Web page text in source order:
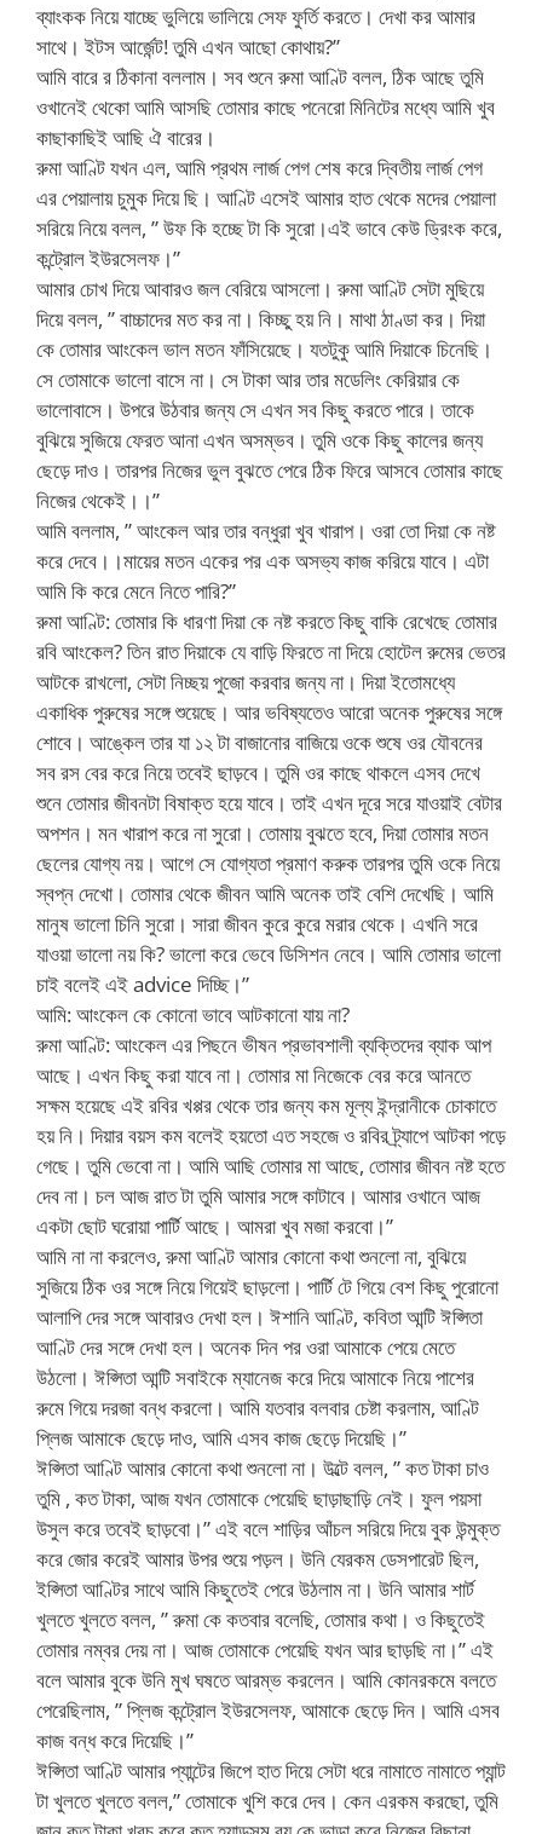
ব্যাংকক নিয়ে যাচ্ছে ভুলিয়ে ভালিয়ে সেফ ফুর্তি করতে। দেখা কর আমার
সাথে। ইটস আর্জেন্ট! তুমি এখন আছো কোথায়?”
আমি বারে র ঠিকানা বললাম। সব শুনে রুমা আণ্টি বলল, ঠিক আছে তুমি
ওখানেই থেকো আমি আসছি তোমার কাছে পনেরো মিনিটের মধ্যে আমি খুব
কাছাকাছিই আছি ঐ বারের।
রুমা আণ্টি যখন এল, আমি প্রথম লার্জ পেগ শেষ করে দ্বিতীয় লার্জ পেগ
এর পেয়ালায় চুমুক দিয়ে ছি। আণ্টি এসেই আমার হাত থেকে মদের পেয়ালা
সরিয়ে নিয়ে বলল, ” উফ কি হচ্ছে টা কি সুরো।এই ভাবে কেউ ড্রিংক করে,
কন্ট্রোল ইউরসেলফ।”
আমার চোখ দিয়ে আবারও জল বেরিয়ে আসলো। রুমা আণ্টি সেটা মুছিয়ে
দিয়ে বলল, ” বাচ্চাদের মত কর না। কিচ্ছু হয় নি। মাথা ঠাণ্ডা কর। দিয়া
কে তোমার আংকেল ভাল মতন ফাঁসিয়েছে। যতটুকু আমি দিয়াকে চিনেছি।
সে তোমাকে ভালো বাসে না। সে টাকা আর তার মডেলিং কেরিয়ার কে
ভালোবাসে। উপরে উঠবার জন্য সে এখন সব কিছু করতে পারে। তাকে
বুঝিয়ে সুজিয়ে ফেরত আনা এখন অসম্ভব। তুমি ওকে কিছু কালের জন্য
ছেড়ে দাও। তারপর নিজের ভুল বুঝতে পেরে ঠিক ফিরে আসবে তোমার কাছে
নিজের থেকেই।।”
আমি বললাম, ” আংকেল আর তার বন্ধুরা খুব খারাপ। ওরা তো দিয়া কে নষ্ট
করে দেবে।।মায়ের মতন একের পর এক অসভ্য কাজ করিয়ে যাবে। এটা
আমি কি করে মেনে নিতে পারি?”
রুমা আণ্টি: তোমার কি ধারণা দিয়া কে নষ্ট করতে কিছু বাকি রেখেছে তোমার
রবি আংকেল? তিন রাত দিয়াকে যে বাড়ি ফিরতে না দিয়ে হোটেল রুমের ভেতর
আটকে রাখলো, সেটা নিচ্ছয় পুজো করবার জন্য না। দিয়া ইতোমধ্যে
একাধিক পুরুষের সঙ্গে শুয়েছে। আর ভবিষ্যতেও আরো অনেক পুরুষের সঙ্গে
শোবে। আঙ্কেল তার যা ১২ টা বাজানোর বাজিয়ে ওকে শুষে ওর যৌবনের
সব রস বের করে নিয়ে তবেই ছাড়বে। তুমি ওর কাছে থাকলে এসব দেখে
শুনে তোমার জীবনটা বিষাক্ত হয়ে যাবে। তাই এখন দূরে সরে যাওয়াই বেটার
অপশন। মন খারাপ করে না সুরো। তোমায় বুঝতে হবে, দিয়া তোমার মতন
ছেলের যোগ্য নয়। আগে সে যোগ্যতা প্রমাণ করুক তারপর তুমি ওকে নিয়ে
স্বপ্ন দেখো। তোমার থেকে জীবন আমি অনেক তাই বেশি দেখেছি। আমি
মানুষ ভালো চিনি সুরো। সারা জীবন কুরে কুরে মরার থেকে। এখনি সরে
যাওয়া ভালো নয় কি? ভালো করে ভেবে ডিসিশন নেবে। আমি তোমার ভালো
চাই বলেই এই advice দিচ্ছি।”
আমি: আংকেল কে কোনো ভাবে আটকানো যায় না?
রুমা আণ্টি: আংকেল এর পিছনে ভীষন প্রভাবশালী ব্যক্তিদের ব্যাক আপ
আছে। এখন কিছু করা যাবে না। তোমার মা নিজেকে বের করে আনতে
সক্ষম হয়েছে এই রবির খপ্পর থেকে তার জন্য কম মূল্য ইন্দ্রানীকে চোকাতে
হয় নি। দিয়ার বয়স কম বলেই হয়তো এত সহজে ও রবির ট্র্যাপে আটকা পড়ে
গেছে। তুমি ভেবো না। আমি আছি তোমার মা আছে, তোমার জীবন নষ্ট হতে
দেব না। চল আজ রাত টা তুমি আমার সঙ্গে কাটাবে। আমার ওখানে আজ
একটা ছোট ঘরোয়া পার্টি আছে। আমরা খুব মজা করবো।”
আমি না না করলেও, রুমা আণ্টি আমার কোনো কথা শুনলো না, বুঝিয়ে
সুজিয়ে ঠিক ওর সঙ্গে নিয়ে গিয়েই ছাড়লো। পার্টি টে গিয়ে বেশ কিছু পুরোনো
আলাপি দের সঙ্গে আবারও দেখা হল। ঈশানি আণ্টি, কবিতা আন্টি ঈপ্সিতা
আণ্টি দের সঙ্গে দেখা হল। অনেক দিন পর ওরা আমাকে পেয়ে মেতে
উঠলো। ঈপ্সিতা আন্টি সবাইকে ম্যানেজ করে দিয়ে আমাকে নিয়ে পাশের
রুমে গিয়ে দরজা বন্ধ করলো। আমি যতবার বলবার চেষ্টা করলাম, আণ্টি
প্লিজ আমাকে ছেড়ে দাও, আমি এসব কাজ ছেড়ে দিয়েছি।”
ঈপ্সিতা আণ্টি আমার কোনো কথা শুনলো না। উল্টে বলল, ” কত টাকা চাও
তুমি , কত টাকা, আজ যখন তোমাকে পেয়েছি ছাড়াছাড়ি নেই। ফুল পয়সা
উসুল করে তবেই ছাড়বো।” এই বলে শাড়ির আঁচল সরিয়ে দিয়ে বুক উন্মুক্ত
করে জোর করেই আমার উপর শুয়ে পড়ল। উনি যেরকম ডেসপারেট ছিল,
ইপ্সিতা আণ্টির সাথে আমি কিছুতেই পেরে উঠলাম না। উনি আমার শার্ট
খুলতে খুলতে বলল, ” রুমা কে কতবার বলেছি, তোমার কথা। ও কিছুতেই
তোমার নম্বর দেয় না। আজ তোমাকে পেয়েছি যখন আর ছাড়ছি না।” এই
বলে আমার বুকে উনি মুখ ঘষতে আরম্ভ করলেন। আমি কোনরকমে বলতে
পেরেছিলাম, ” প্লিজ কন্ট্রোল ইউরসেলফ, আমাকে ছেড়ে দিন। আমি এসব
কাজ বন্ধ করে দিয়েছি।”
ঈপ্সিতা আণ্টি আমার প্যান্টের জিপে হাত দিয়ে সেটা ধরে নামাতে নামাতে প্যান্ট
টা খুলতে খুলতে বলল,” তোমাকে খুশি করে দেব। কেন এরকম করছো, তুমি